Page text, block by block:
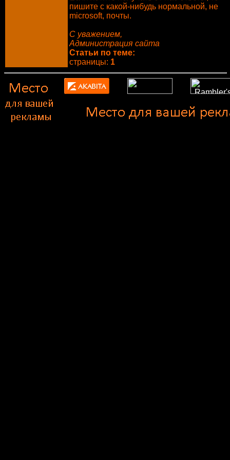
пишите с какой-нибудь нормальной, не
microsoft, почты.
С уважением,
Администрация сайта
Статьи по теме:
страницы: 1